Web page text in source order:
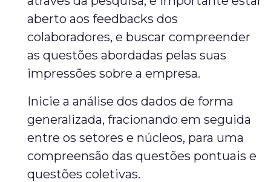
aberto aos feedbacks dos
colaboradores, e buscar compreender
as questões abordadas pelas suas
impressões sobre a empresa.
Inicie a análise dos dados de forma
generalizada, fracionando em seguida
entre os setores e núcleos, para uma
compreensão das questões pontuais e
questões coletivas.